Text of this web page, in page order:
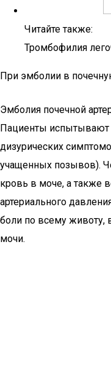
Читайте также:
Тромбофилия
При эмболии в
Эмболия почечной
Пациенты испытывают
дизурических
учащенных позывов).
кровь в моче, а
артериального
боли по всему животу,
мочи.